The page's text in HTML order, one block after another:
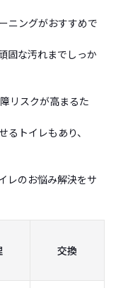
ニングがおすすめで
固な汚れまでしっか
リスクが高まるた
トイレもあり、
レのお悩み解決をサ
交換